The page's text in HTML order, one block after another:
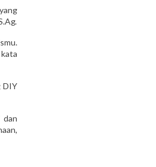
DIY
dan